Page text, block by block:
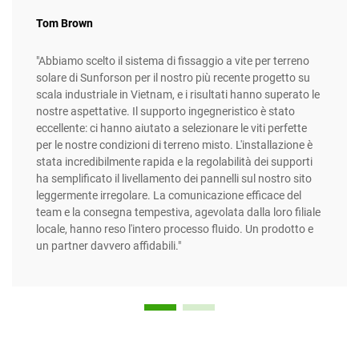
Tom Brown
"Abbiamo scelto il sistema di fissaggio a vite per terreno
solare di Sunforson per il nostro più recente progetto su
scala industriale in Vietnam, e i risultati hanno superato le
nostre aspettative. Il supporto ingegneristico è stato
eccellente: ci hanno aiutato a selezionare le viti perfette
per le nostre condizioni di terreno misto. L'installazione è
stata incredibilmente rapida e la regolabilità dei supporti
ha semplificato il livellamento dei pannelli sul nostro sito
leggermente irregolare. La comunicazione efficace del
team e la consegna tempestiva, agevolata dalla loro filiale
locale, hanno reso l'intero processo fluido. Un prodotto e
un partner davvero affidabili."